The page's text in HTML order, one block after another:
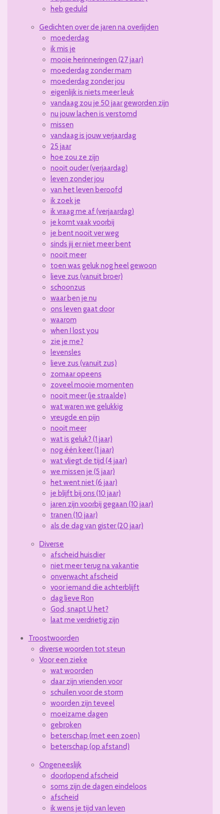
heb geduld
Gedichten over de jaren na overlijden
moederdag
ik mis je
mooie herinneringen (27 jaar)
moederdag zonder mam
moederdag zonder jou
eigenlijk is niets meer leuk
vandaag zou je 50 jaar geworden zijn
nu jouw lachen is verstomd
missen
vandaag is jouw verjaardag
25 jaar
hoe zou ze zijn
nooit ouder (verjaardag)
leven zonder jou
van het leven beroofd
ik zoek je
ik vraag me af (verjaardag)
je komt vaak voorbij
je bent nooit ver weg
sinds jij er niet meer bent
nooit meer
toen was geluk nog heel gewoon
lieve zus (vanuit broer)
schoonzus
waar ben je nu
ons leven gaat door
waarom
when I lost you
zie je me?
levensles
lieve zus (vanuit zus)
zomaar opeens
zoveel mooie momenten
nooit meer (je straalde)
wat waren we gelukkig
vreugde en pijn
nooit meer
wat is geluk? (1 jaar)
nog één keer (1 jaar)
wat vliegt de tijd (4 jaar)
we missen je (5 jaar)
het went niet (6 jaar)
je blijft bij ons (10 jaar)
jaren zijn voorbij gegaan (10 jaar)
tranen (10 jaar)
als de dag van gister (20 jaar)
Diverse
afscheid huisdier
niet meer terug na vakantie
onverwacht afscheid
voor iemand die achterblijft
dag lieve Ron
God, snapt U het?
laat me verdrietig zijn
Troostwoorden
diverse woorden tot steun
Voor een zieke
wat woorden
daar zijn vrienden voor
schuilen voor de storm
woorden zijn teveel
moeizame dagen
gebroken
beterschap (met een zoen)
beterschap (op afstand)
Ongeneeslijk
doorlopend afscheid
soms zijn de dagen eindeloos
afscheid
ik wens je tijd van leven